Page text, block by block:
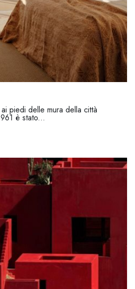
piedi delle mura della città
è stato...